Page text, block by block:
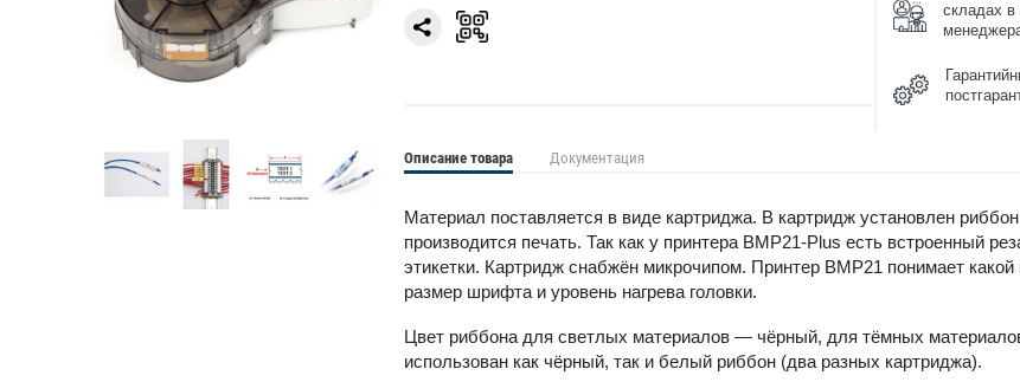
складах в
Описание товара Документация
Материал поставляется в виде картриджа. В картридж установлен
производится печать. Так как у принтера BMP21-Plus есть встроенный
этикетки. Картридж снабжён микрочипом. Принтер BMP21 понимает
размер шрифта и уровень нагрева головки.
Цвет риббона для светлых материалов — чёрный, для тёмных
использован как чёрный, так и белый риббон (два разных картриджа).